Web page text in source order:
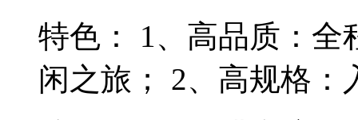
特色： 1、高品质：全
闲之旅； 2、高规格：